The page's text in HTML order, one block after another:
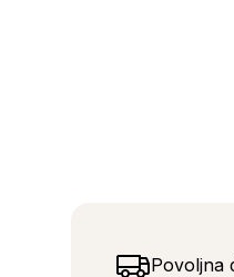
Povoljna